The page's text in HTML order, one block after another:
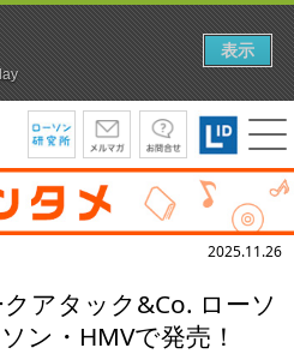
2025.11.26
アタック&Co. ローソ
ン・HMVで発売！
表示